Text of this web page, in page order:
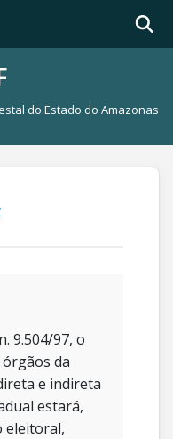
do Estado do Amazonas
9.504/97, o
da
e indireta
estará,
eleitoral,